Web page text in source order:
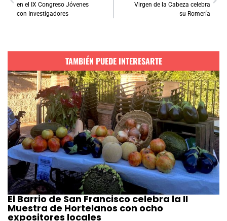
en el IX Congreso Jóvenes
con Investigadores
Virgen de la Cabeza celebra
su Romería
TAMBIÉN PUEDE INTERESARTE
El Barrio de San Francisco celebra la II
Muestra de Hortelanos con ocho
expositores locales